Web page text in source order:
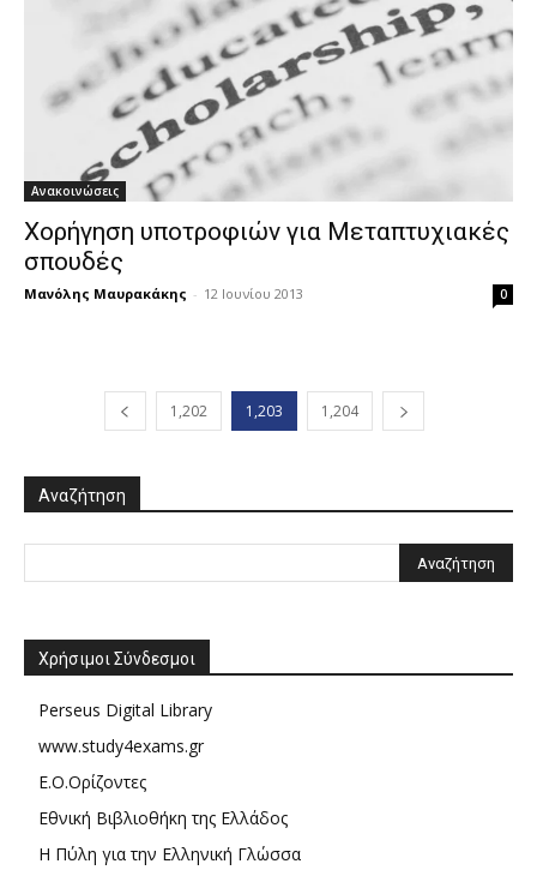
Ανακοινώσεις
Χορήγηση υποτροφιών για Μεταπτυχιακές
σπουδές
Μανόλης Μαυρακάκης - 12 Ιουνίου 2013 0
1,202 1,203 1,204
Αναζήτηση
Χρήσιμοι Σύνδεσμοι
Perseus Digital Library
www.study4exams.gr
Ε.Ο.Ορίζοντες
Εθνική Βιβλιοθήκη της Ελλάδος
Η Πύλη για την Ελληνική Γλώσσα